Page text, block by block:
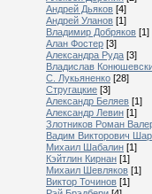
Андрей Дьяков [4]
Андрей Уланов [1]
Владимир Добряков [1]
Алан Фостер [3]
Александра Руда [3]
Владислав
С. Лукьяненко [28]
Стругацкие [3]
Александр Беляев [1]
Александр Левин [1]
Злотников Роман
Вадим Викторович
Михаил Шабалин [1]
Кэйтлин Кирнан [1]
Михаил Шевляков [1]
Виктор Точинов [1]